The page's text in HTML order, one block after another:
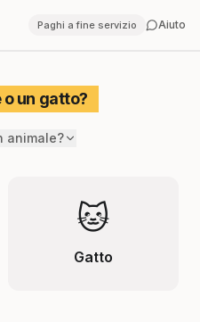
Paghi a fine servizio Aiuto
o un gatto?
animale?
🐱
Gatto